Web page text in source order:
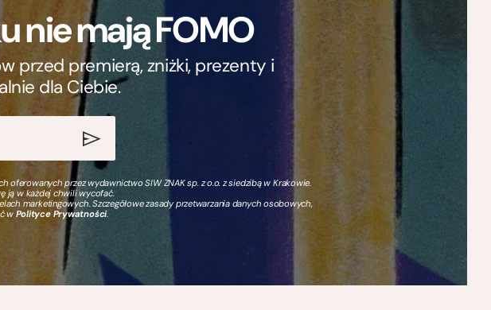
nie mają FOMO
przed premierą, zniżki, prezenty i
dla Ciebie.
przez wydawnictwo SIW ZNAK sp. z o.o. z siedzibą w Krakowie.
ją w każdej chwili wycofać.
marketingowych. Szczegółowe zasady przetwarzania danych osobowych,
wPolityce Prywatności.